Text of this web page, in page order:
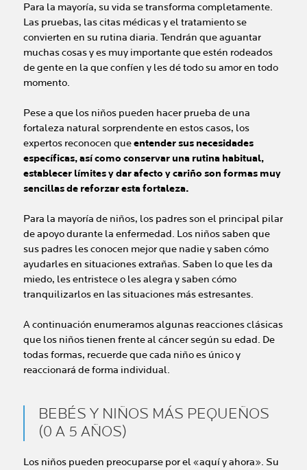
Para la mayoría, su vida se transforma completamente.
Las pruebas, las citas médicas y el tratamiento se
convierten en su rutina diaria. Tendrán que aguantar
muchas cosas y es muy importante que estén rodeados
de gente en la que confíen y les dé todo su amor en todo
momento.
Pese a que los niños pueden hacer prueba de una
fortaleza natural sorprendente en estos casos, los
expertos reconocen queentender sus necesidades
específicas, así como conservar una rutina habitual,
establecer límites y dar afecto y cariño son formas muy
sencillas de reforzar esta fortaleza.
Para la mayoría de niños, los padres son el principal pilar
de apoyo durante la enfermedad. Los niños saben que
sus padres les conocen mejor que nadie y saben cómo
ayudarles en situaciones extrañas. Saben lo que les da
miedo, les entristece o les alegra y saben cómo
tranquilizarlos en las situaciones más estresantes.
A continuación enumeramos algunas reacciones clásicas
que los niños tienen frente al cáncer según su edad. De
todas formas, recuerde que cada niño es único y
reaccionará de forma individual.
BEBÉS Y NIÑOS MÁS PEQUEÑOS
(0 A 5 AÑOS)
Los niños pueden preocuparse por el «aquí y ahora». Su